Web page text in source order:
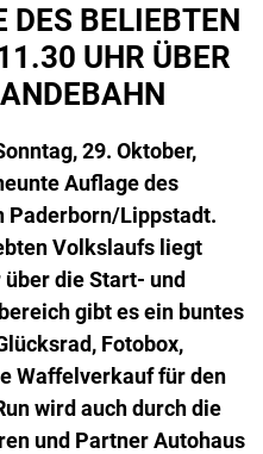
DES BELIEBTEN
UHR ÜBER
29. Oktober,
Auflage des
Paderborn/Lippstadt.
Volkslaufs liegt
die Start- und
gibt es ein buntes
Fotobox,
Waffelverkauf für den
wird auch durch die
und Partner Autohaus